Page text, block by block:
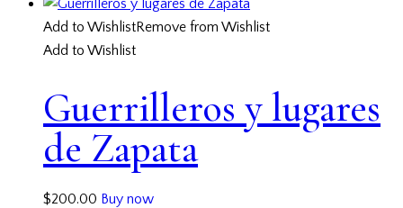
Add to WishlistRemove from Wishlist
Add to Wishlist
Guerrilleros y lugares
de Zapata
$200.00 Buy now